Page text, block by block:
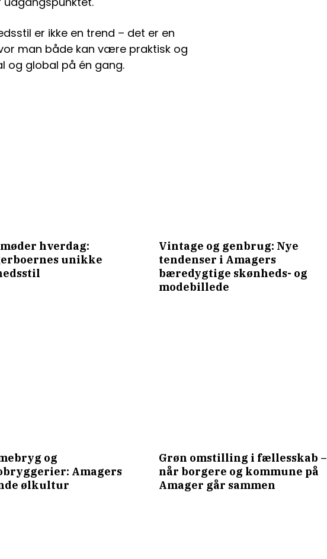
er ikke en trend – det er en
man både kan være praktisk og
og global på én gang.
hverdag:
unikke
Vintage og genbrug: Nye
tendenser i Amagers
bæredygtige skønheds- og
modebillede
og
Amagers
ølkultur
Grøn omstilling i fællesskab –
når borgere og kommune på
Amager går sammen